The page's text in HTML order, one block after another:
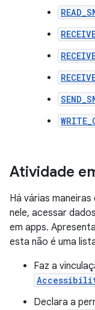
Atividade
Há várias
nele, acessar
em apps.
esta não é uma
Faz a
Declara a